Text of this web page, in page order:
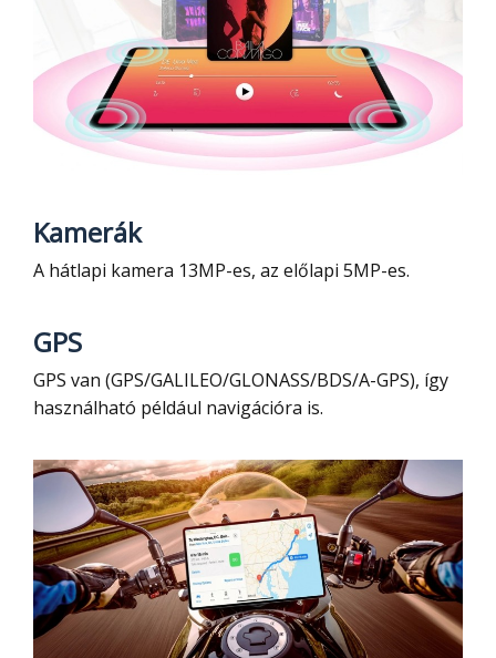
Kamerák
A hátlapi kamera 13MP-es, az előlapi 5MP-es.
GPS
GPS van (GPS/GALILEO/GLONASS/BDS/A-GPS), így
használható például navigációra is.